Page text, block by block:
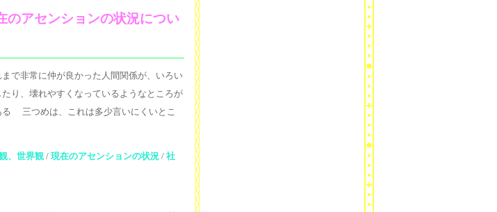
のアセンションの状況につい
で非常に仲が良かった人間関係が、いろい
り、壊れやすくなっているようなところが
る 三つめは、これは多少言いにくいとこ
、世界観 / 現在のアセンションの状況 / 社